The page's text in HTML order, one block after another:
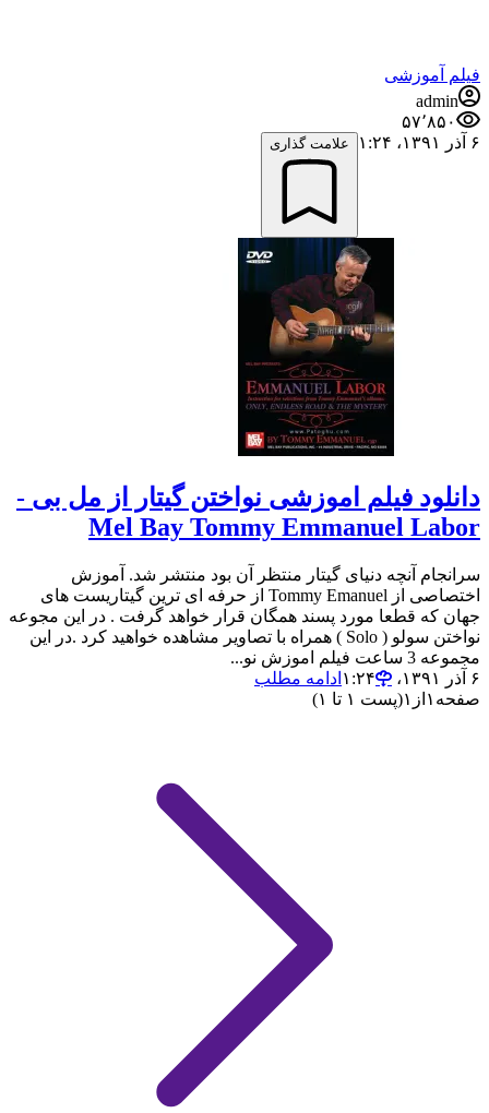
فیلم آموزشی
admin
۵۷٬۸۵۰
۶ آذر ۱۳۹۱،‏ ۱:۲۴
علامت گذاری
دانلود فیلم اموزشی نواختن گیتار از مل بی -
Mel Bay Tommy Emmanuel Labor
سرانجام آنچه دنیای گیتار منتظر آن بود منتشر شد. آموزش
اختصاصی از Tommy Emanuel از حرفه ای ترین گیتاریست های
جهان که قطعا مورد پسند همگان قرار خواهد گرفت . در این مجوعه
نواختن سولو ( Solo ) همراه با تصاویر مشاهده خواهید کرد .در این
مجموعه 3 ساعت فیلم اموزش نو...
۶ آذر ۱۳۹۱،‏ ۱:۲۴
ادامه مطلب
صفحه ۱ از ۱(پست ۱ تا ۱)